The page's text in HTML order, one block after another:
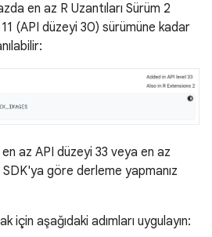
en az R Uzantıları Sürüm 2
(API düzeyi 30) sürümüne kadar
az API düzeyi 33 veya en az
göre derleme yapmanız
için aşağıdaki adımları uygulayın: